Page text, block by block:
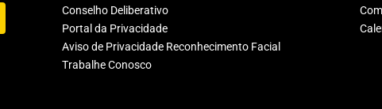
Conselho Deliberativo
Portal da Privacidade
Aviso de Privacidade Reconhecimento Facial
Trabalhe Conosco